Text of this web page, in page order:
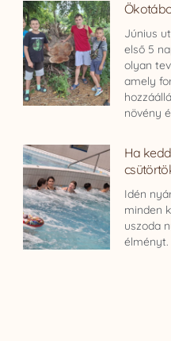
Június
első 5
olyan
amely
növény
Ha
Idén
minden
uszoda
élményt.